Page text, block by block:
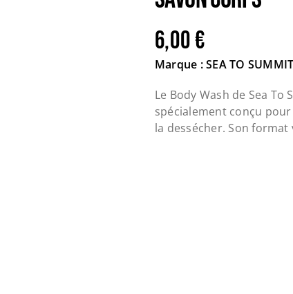
6,00€
Marque : SEA TO SUMMIT
Le Body Wash de Sea
spécialement conçu
la dessécher. Son